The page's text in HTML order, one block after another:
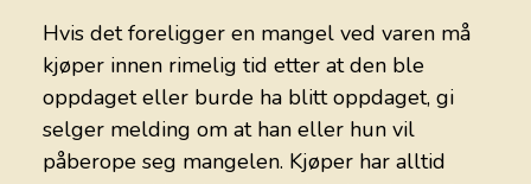
Hvis det foreligger en mangel ved varen må
kjøper innen rimelig tid etter at den ble
oppdaget eller burde ha blitt oppdaget, gi
selger melding om at han eller hun vil
påberope seg mangelen. Kjøper har alltid